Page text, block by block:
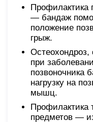
Профилактика
— бандаж
положение
грыж.
при
позвоночника
нагрузку на
мышц.
Профилактика
предметов —